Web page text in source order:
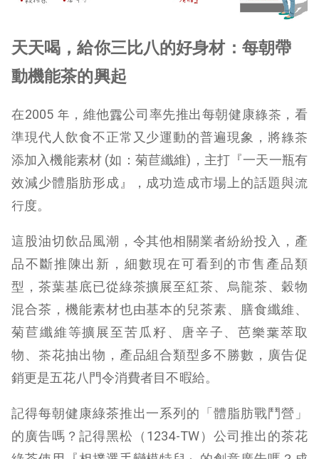
天天喝，給你三比八的好身材：每朝帶
動機能茶的興起
在2005 年，維他露公司率先推出每朝健康綠茶，看
準現代人飲食不正常又少運動的普遍現象，將綠茶
添加入機能素材 (如：菊苣纖維)，主打『一天一瓶有
效減少體脂肪形成』，成功造成市場上的話題與流
行度。
這股油切飲品風潮，令其他相關業者紛紛投入，產
品不斷推陳出新，細數現在可看到的市售產品類
型，茶葉基底已從綠茶擴展至紅茶、烏龍茶、穀物
混合茶，機能素材也由基本的兒茶素、膳食纖維、
菊苣纖維等擴展至苦瓜籽、唐辛子、芭樂葉萃取
物、茶花抽出物，產品組合類型多不勝數，廣告促
銷更是五花八門令消費者目不暇給。
記得每朝健康綠茶推出一系列的「體脂肪戰鬥營」
的廣告嗎？記得黑松（1234-TW）公司推出的茶花